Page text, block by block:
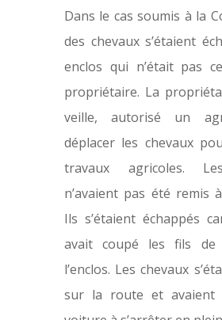
Dans le cas soumis à la
des chevaux s’étaient
enclos qui n’était pas
propriétaire. La
veille, autorisé un
déplacer les chevaux
travaux agricoles.
n’avaient pas été remis
Ils s’étaient échappés
avait coupé les fils de
l’enclos. Les chevaux
sur la route et avaient